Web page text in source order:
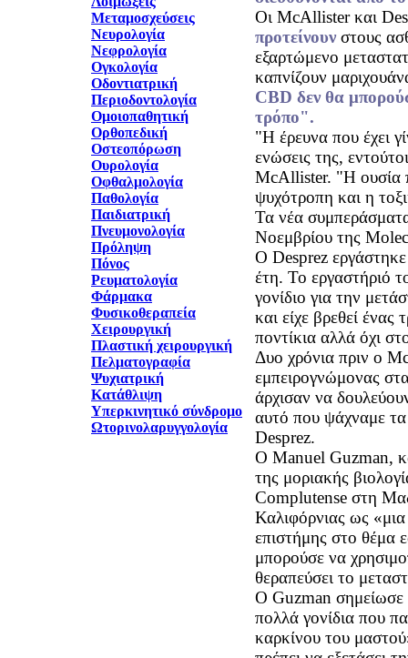
Μεταμοσχεύσεις
Νευρολογία
Νεφρολογία
Ογκολογία
Οδοντιατρική
Περιοδοντολογία
Ομοιοπαθητική
Ορθοπεδική
Οστεοπόρωση
Ουρολογία
Οφθαλμολογία
Παθολογία
Παιδιατρική
Πνευμονολογία
Πρόληψη
Πόνος
Ρευματολογία
Φάρμακα
Φυσικοθεραπεία
Χειρουργική
Πλαστική χειρουργική
Πελματογραφία
Ψυχιατρική
Κατάθλιψη
Υπερκινητικό σύνδρομο
Ωτορινολαρυγγολογία
Οι McAllister και
προτείνουνστους
εξαρτώμενο
καπνίζουν
CBD δεν θα
τρόπο".
"Η έρευνα που έχει
ενώσεις της,
McAllister. "Η ουσία
ψυχότροπη και η
Τα νέα
Νοεμβρίου της
Ο Desprez
έτη. Το εργαστήριό
γονίδιο για την
και είχε βρεθεί ένας
ποντίκια αλλά όχι
Δυο χρόνια πριν ο
εμπειρογνώμονας
άρχισαν να
αυτό που ψάχναμε τα
Desprez.
Ο Manuel Guzman,
της μοριακής
Complutense στη
Καλιφόρνιας ως
επιστήμης στο θέμα
μπορούσε να
θεραπεύσει το
Ο Guzman σημείωσε
πολλά γονίδια που
καρκίνου του